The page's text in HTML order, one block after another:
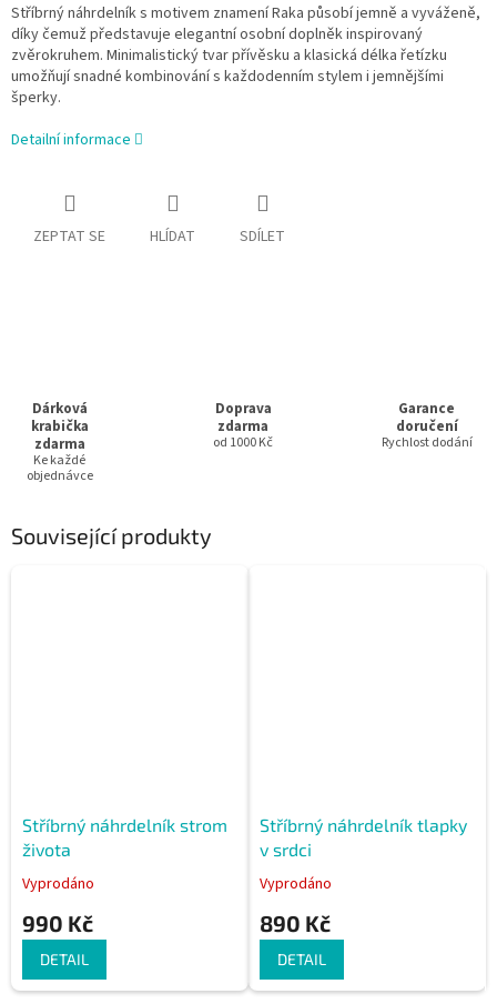
Stříbrný náhrdelník s motivem znamení Raka působí jemně a vyváženě,
díky čemuž představuje elegantní osobní doplněk inspirovaný
zvěrokruhem. Minimalistický tvar přívěsku a klasická délka řetízku
umožňují snadné kombinování s každodenním stylem i jemnějšími
šperky.
Detailní informace
ZEPTAT SE HLÍDAT SDÍLET
Dárková
krabička
zdarma
Ke každé
objednávce
Doprava
zdarma
od 1000 Kč
Garance
doručení
Rychlost dodání
Související produkty
Stříbrný náhrdelník strom
života
Vyprodáno
990 Kč
DETAIL
Stříbrný náhrdelník tlapky
v srdci
Vyprodáno
890 Kč
DETAIL